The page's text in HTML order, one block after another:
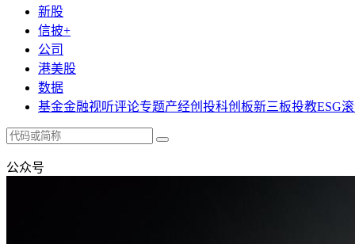
新股
信披+
公司
港美股
数据
基金金融视听评论专题产经创投科创板新三板投教ESG
公众号